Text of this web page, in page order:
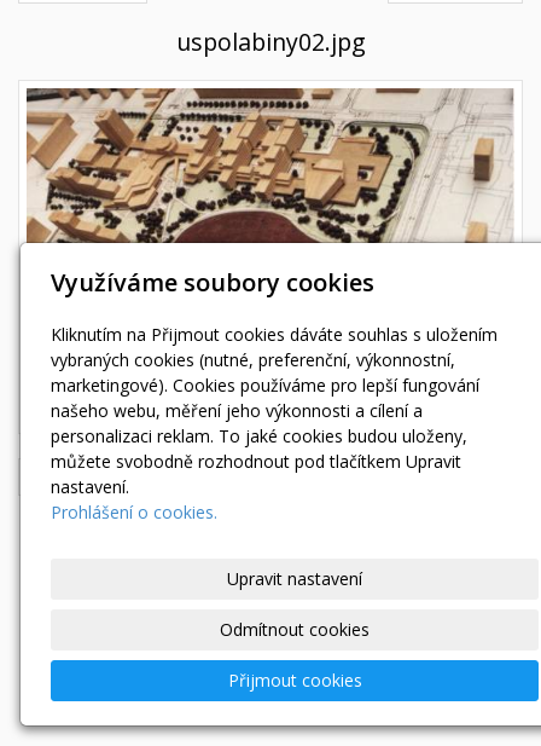
uspolabiny02.jpg
← Předchozí Následující →
Využíváme soubory cookies
Kliknutím na Přijmout cookies dáváte souhlas s uložením
vybraných cookies (nutné, preferenční, výkonnostní,
marketingové). Cookies používáme pro lepší fungování
našeho webu, měření jeho výkonnosti a cílení a
personalizaci reklam. To jaké cookies budou uloženy,
můžete svobodně rozhodnout pod tlačítkem Upravit
nastavení.
Prohlášení o cookies.
Upravit nastavení
Odmítnout cookies
Přijmout cookies